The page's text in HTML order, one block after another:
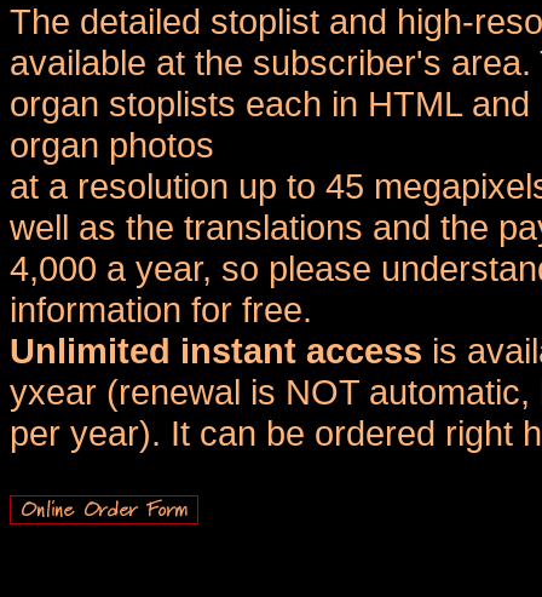
The detailed stoplist and high-
available at the subscriber's
organ stoplists each in HTML
organ photos
at a resolution up to 45
well as the translations and the
4,000 a year, so please
information for free.
Unlimited instant access is
yxear (renewal is NOT
per year). It can be ordered right